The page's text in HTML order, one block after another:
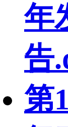
年
告
第